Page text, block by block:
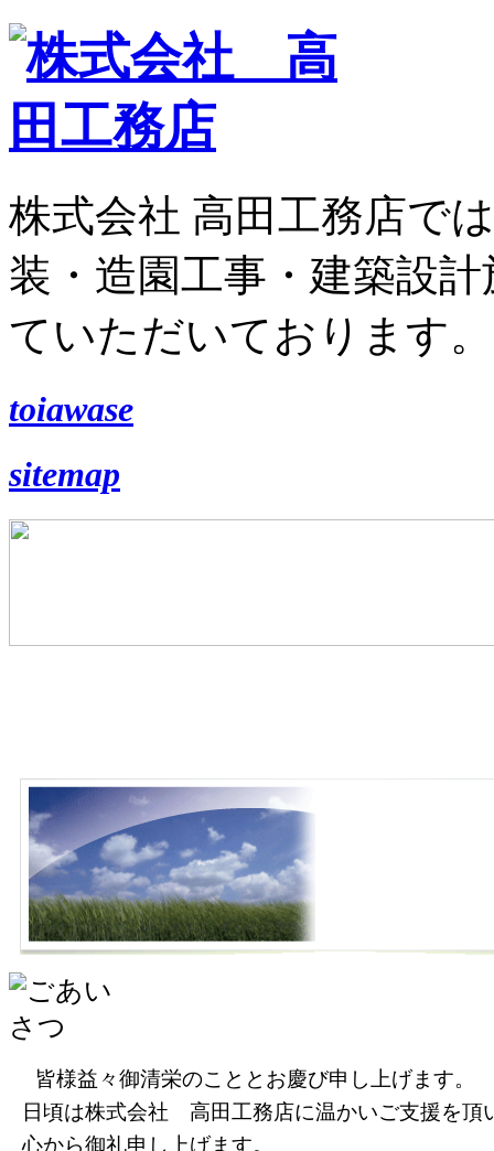
株式会社 高田工務店で
装・造園工事・建築設
ていただいております。
toiawase
sitemap
皆様益々御清栄のこととお慶び申し上げます。
日頃は株式会社 高田工務店に温かいご支援を頂
心から御礼申し上げます。